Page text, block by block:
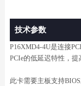
技术参数
P16XMD4-4U是连接
PCIe的低延迟特性，提
此卡需要主板支持